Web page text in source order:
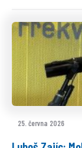
25. června 2026